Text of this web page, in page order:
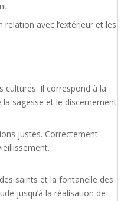
avec l’extérieur et les
cultures. Il correspond à la
sagesse et le discernement
justes. Correctement
saints et la fontanelle des
jusqu’à la réalisation de